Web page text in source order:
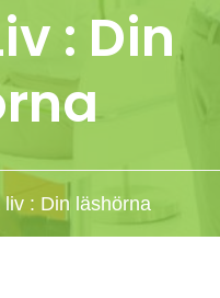
: Din
liv : Din läshörna